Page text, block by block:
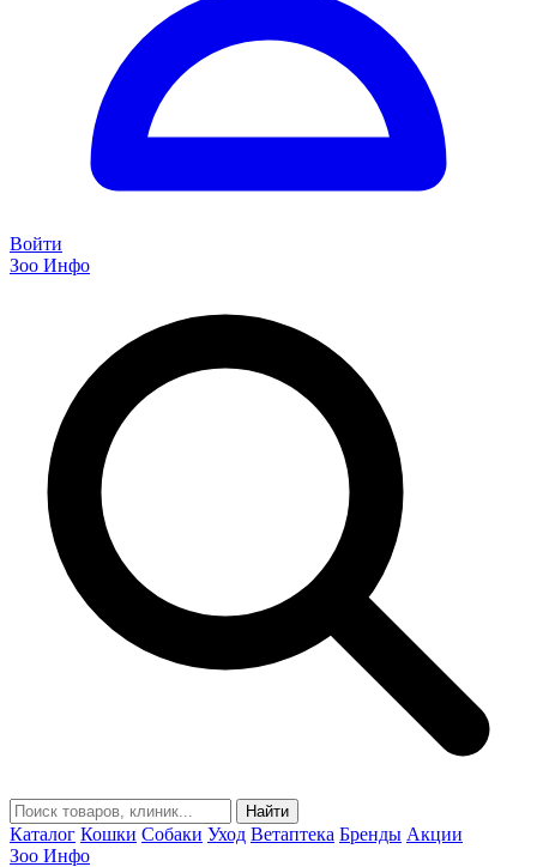
Войти
Зоо Инфо
Найти
Каталог Кошки Собаки Уход Ветаптека Бренды Акции
Зоо Инфо